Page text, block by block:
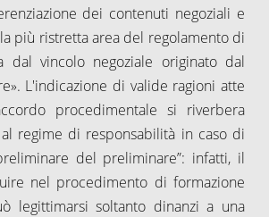
dei contenuti negoziali e
più ristretta area del regolamento di
dal vincolo negoziale originato dal
L'indicazione di valide ragioni atte
procedimentale si riverbera
regime di responsabilità in caso di
del preliminare”: infatti, il
nel procedimento di formazione
legittimarsi soltanto dinanzi a una